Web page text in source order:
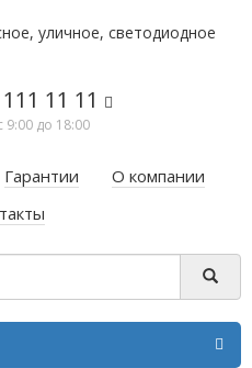
11 11
9:00 до 18:00
Гарантии
О компании